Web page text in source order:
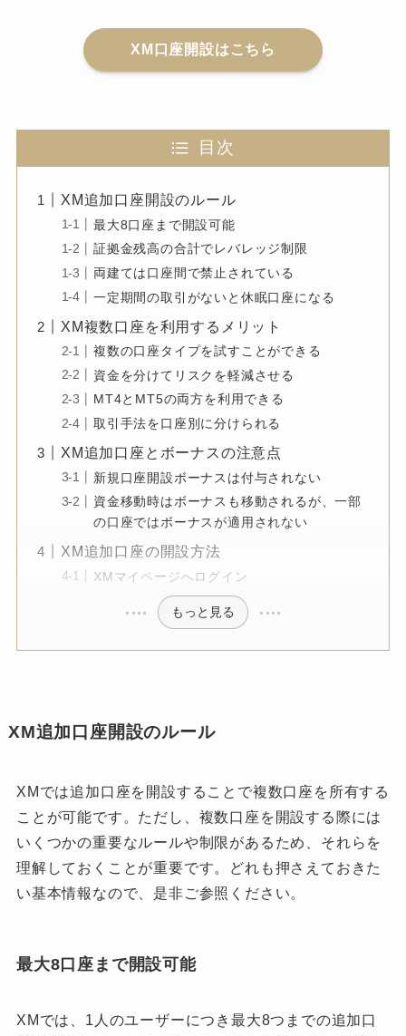
XM口座開設はこちら
目次
XM追加口座開設のルール
最大8口座まで開設可能
証拠金残高の合計でレバレッジ制限
両建ては口座間で禁止されている
一定期間の取引がないと休眠口座になる
XM複数口座を利用するメリット
複数の口座タイプを試すことができる
資金を分けてリスクを軽減させる
MT4とMT5の両方を利用できる
取引手法を口座別に分けられる
XM追加口座とボーナスの注意点
新規口座開設ボーナスは付与されない
資金移動時はボーナスも移動されるが、一部
の口座ではボーナスが適用されない
XM追加口座の開設方法
XMマイページへログイン
もっと見る
XM追加口座開設のルール
XMでは追加口座を開設することで複数口座を所有する
ことが可能です。ただし、複数口座を開設する際には
いくつかの重要なルールや制限があるため、それらを
理解しておくことが重要です。どれも押さえておきた
い基本情報なので、是非ご参照ください。
最大8口座まで開設可能
XMでは、1人のユーザーにつき最大8つまでの追加口